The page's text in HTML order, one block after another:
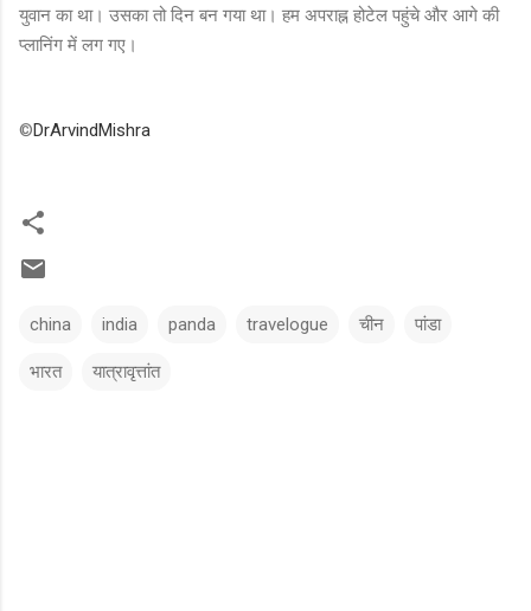
युवान का था। उसका तो दिन बन गया था। हम अपराह्न होटेल पहुंचे और आगे की
प्लानिंग में लग गए ।
©DrArvindMishra
china india panda travelogue चीन पांडा
भारत यात्रावृत्तांत